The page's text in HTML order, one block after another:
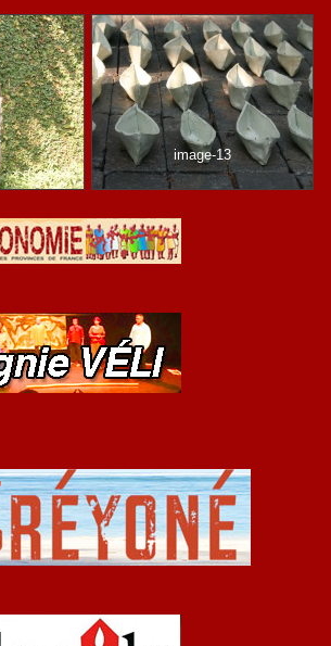
image-13